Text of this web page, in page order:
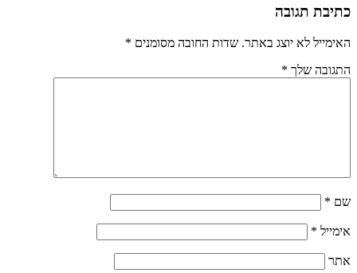
כתיבת תגובה
האימייל לא יוצג באתר. שדות החובה מסומנים *
התגובה שלך *
שם *
אימייל *
אתר